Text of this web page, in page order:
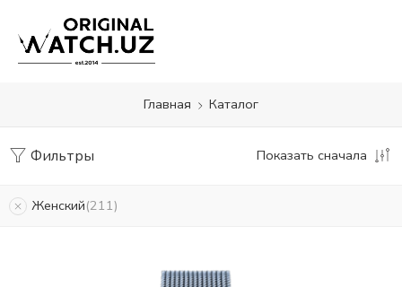
Главная Каталог
Фильтры Показать сначала
Женский 211